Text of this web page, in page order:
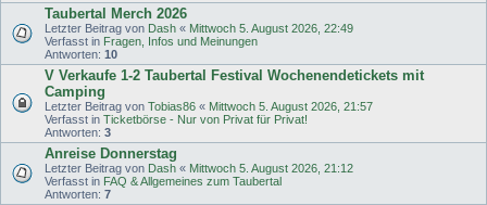
Taubertal Merch 2026
Letzter Beitrag von Dash « Mittwoch 5. August 2026, 22:49
Verfasst in Fragen, Infos und Meinungen
Antworten: 10
V Verkaufe 1-2 Taubertal Festival Wochenendetickets mit
Camping
Letzter Beitrag von Tobias86 « Mittwoch 5. August 2026, 21:57
Verfasst in Ticketbörse - Nur von Privat für Privat!
Antworten: 3
Anreise Donnerstag
Letzter Beitrag von Dash « Mittwoch 5. August 2026, 21:12
Verfasst in FAQ & Allgemeines zum Taubertal
Antworten: 7